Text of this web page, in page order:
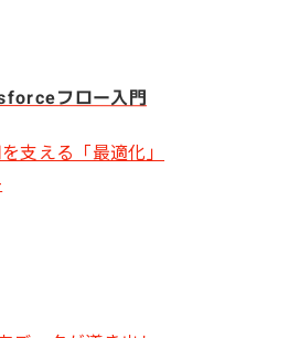
フロー入門
支える「最適化」